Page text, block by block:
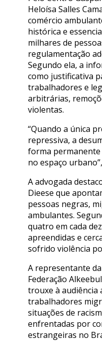
Heloísa Salles
comércio
histórica e
milhares de
regulamentação
Segundo ela, a
como justificativa
trabalhadores e
arbitrárias,
violentas.
“Quando a única
repressiva, a
forma
no espaço
A advogada
Dieese que
pessoas negras,
ambulantes.
quatro em cada
apreendidas e
sofrido violência
A representante
Federação
trouxe à audiência
trabalhadores
situações de
enfrentadas por
estrangeiras no